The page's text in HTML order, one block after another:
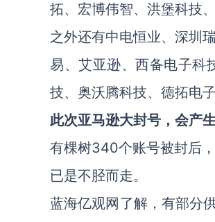
拓、宏博伟智、洪堡科技
之外还有中电恒业、深圳
易、艾亚逊、西备电子科
技、奥沃腾科技、德拓电
此次亚马逊大封号，会产
有棵树340个账号被封后
已是不胫而走。
蓝海亿观网了解，有部分